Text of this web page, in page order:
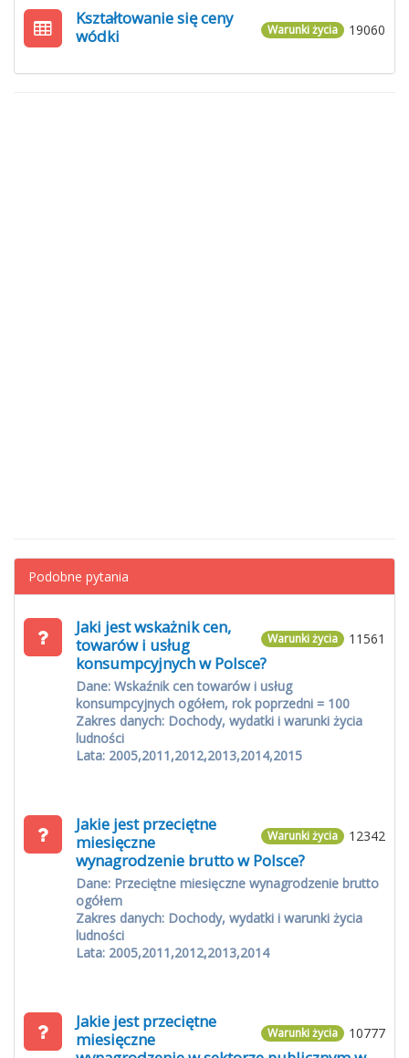
19060
Warunki życia
Kształtowanie się ceny
wódki
Podobne pytania
11561
Warunki życia
Jaki jest wskażnik cen,
towarów i usług
konsumpcyjnych w Polsce?
Dane: Wskaźnik cen towarów i usług
konsumpcyjnych ogółem, rok poprzedni = 100
Zakres danych: Dochody, wydatki i warunki życia
ludności
Lata: 2005,2011,2012,2013,2014,2015
12342
Warunki życia
Jakie jest przeciętne
miesięczne
wynagrodzenie brutto w Polsce?
Dane: Przeciętne miesięczne wynagrodzenie brutto
ogółem
Zakres danych: Dochody, wydatki i warunki życia
ludności
Lata: 2005,2011,2012,2013,2014
10777
Warunki życia
Jakie jest przeciętne
miesięczne